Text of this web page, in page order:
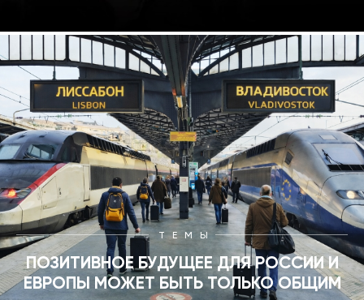
ТЕМЫ
ПОЗИТИВНОЕ БУДУЩЕЕ ДЛЯ РОССИИ И
ЕВРОПЫ МОЖЕТ БЫТЬ ТОЛЬКО ОБЩИМ